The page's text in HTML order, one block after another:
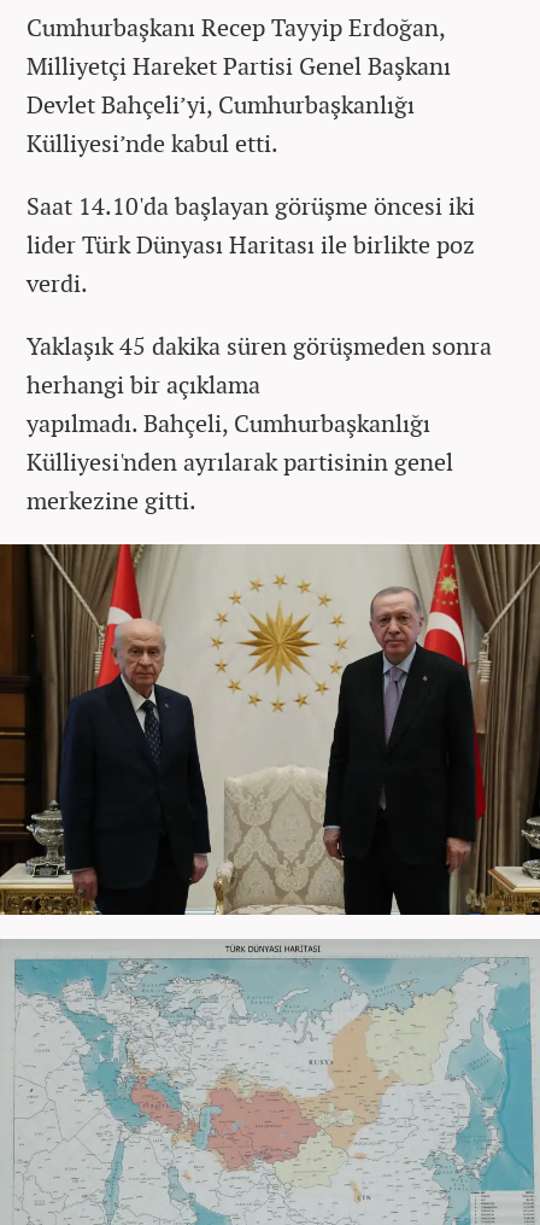
Cumhurbaşkanı Recep Tayyip Erdoğan,
Milliyetçi Hareket Partisi Genel Başkanı
Devlet Bahçeli’yi, Cumhurbaşkanlığı
Külliyesi’nde kabul etti.
Saat 14.10'da başlayan görüşme öncesi iki
lider Türk Dünyası Haritası ile birlikte poz
verdi.
Yaklaşık 45 dakika süren görüşmeden sonra
herhangi bir açıklama
yapılmadı. Bahçeli, Cumhurbaşkanlığı
Külliyesi'nden ayrılarak partisinin genel
merkezine gitti.